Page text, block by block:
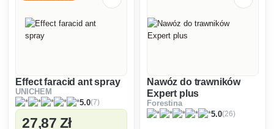
Effect faracid ant spray
UNICHEM
5.0(7)
27,87 Zł
Nawóz do trawników
Expert plus
Forestina
5.0(26)